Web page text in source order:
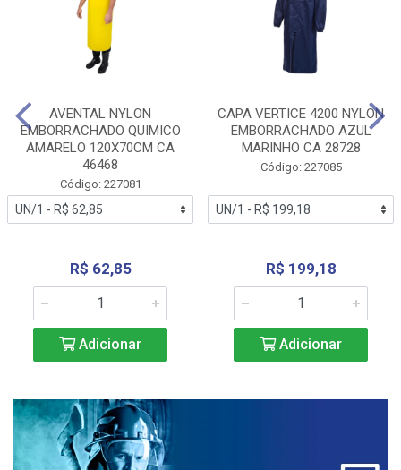
AVENTAL NYLON
EMBORRACHADO QUIMICO
AMARELO 120X70CM CA
46468
Código: 227081
R$ 62,85
Adicionar
CAPA VERTICE 4200 NYLON
EMBORRACHADO AZUL
MARINHO CA 28728
Código: 227085
R$ 199,18
Adicionar